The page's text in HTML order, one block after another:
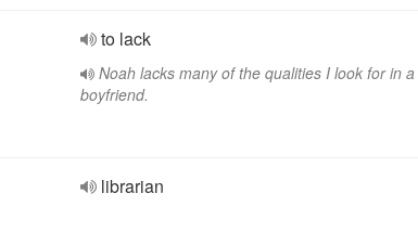
to lack
Noah lacks many of the qualities I look for in a
boyfriend.
librarian